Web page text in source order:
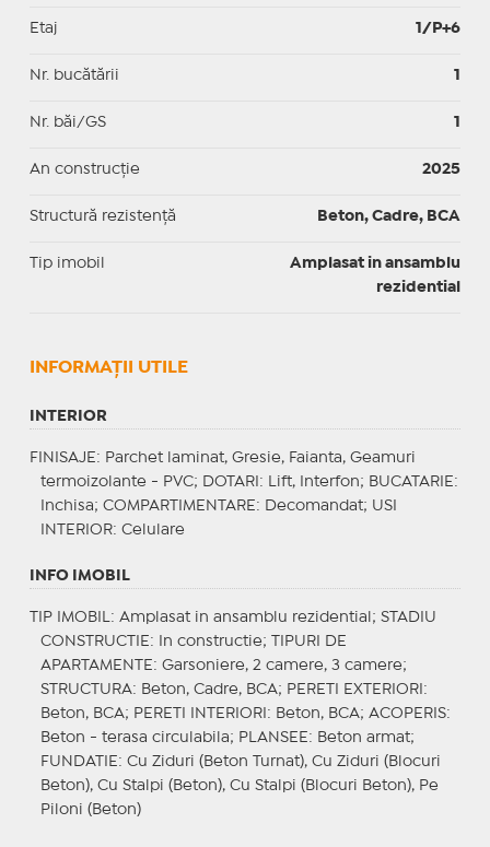
Etaj 1/P+6
Nr. bucătării 1
Nr. băi/GS 1
An construcție 2025
Structură rezistență Beton, Cadre, BCA
Tip imobil
Amplasat in ansamblu
rezidential
INFORMAŢII UTILE
INTERIOR
FINISAJE : Parchet laminat, Gresie, Faianta, Geamuri
termoizolante - PVC;
DOTARI : Lift, Interfon; BUCATARIE :
Inchisa; COMPARTIMENTARE : Decomandat; USI
INTERIOR: Celulare
INFO IMOBIL
TIP IMOBIL : Amplasat in ansamblu rezidential; STADIU
CONSTRUCTIE : In constructie;
TIPURI DE
APARTAMENTE : Garsoniere, 2 camere, 3 camere;
STRUCTURA: Beton, Cadre, BCA; PERETI EXTERIORI :
Beton, BCA; PERETI INTERIORI : Beton, BCA; ACOPERIS:
Beton - terasa circulabila; PLANSEE : Beton armat;
FUNDATIE : Cu Ziduri (Beton Turnat), Cu Ziduri (Blocuri
Beton), Cu Stalpi (Beton), Cu Stalpi (Blocuri Beton), Pe
Piloni (Beton)